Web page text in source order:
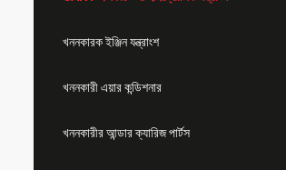
খননকারক ইঞ্জিন যন্ত্রাংশ
খননকারী এয়ার কন্ডিশনার
খননকারীর আন্ডার ক্যারিজ পার্টস